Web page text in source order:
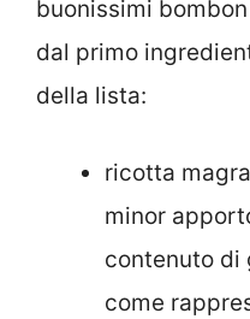
buonissimi
dal primo
della lista:
ricotta
minor
contenuto di
come